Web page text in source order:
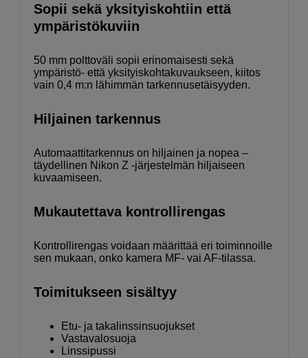
Sopii sekä yksityiskohtiin että
ympäristökuviin
50 mm polttoväli sopii erinomaisesti sekä
ympäristö- että yksityiskohtakuvaukseen, kiitos
vain 0,4 m:n lähimmän tarkennusetäisyyden.
Hiljainen tarkennus
Automaattitarkennus on hiljainen ja nopea –
täydellinen Nikon Z -järjestelmän hiljaiseen
kuvaamiseen.
Mukautettava kontrollirengas
Kontrollirengas voidaan määrittää eri toiminnoille
sen mukaan, onko kamera MF- vai AF-tilassa.
Toimitukseen sisältyy
Etu- ja takalinssinsuojukset
Vastavalosuoja
Linssipussi